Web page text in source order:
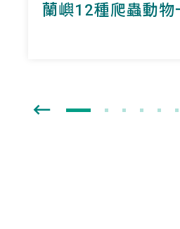
蘭嶼12種爬蟲動物